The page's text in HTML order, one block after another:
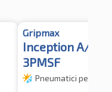
Gripmax
Inception A/T
3PMSF
Pneumatici per